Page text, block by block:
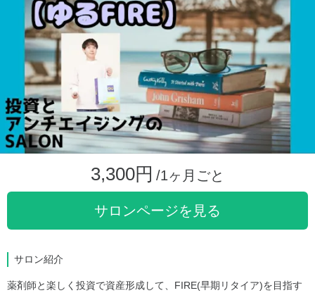
3,300円 /1ヶ月ごと
サロンページを見る
サロン紹介
薬剤師と楽しく投資で資産形成して、FIRE(早期リタイア)を目指す